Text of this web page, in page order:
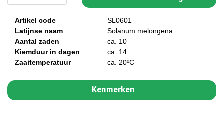
Artikel code
SL0601
Latijnse naam
Solanum melongena
Aantal zaden
ca. 10
Kiemduur in dagen
ca. 14
Zaaitemperatuur
ca. 20ºC
Kenmerken